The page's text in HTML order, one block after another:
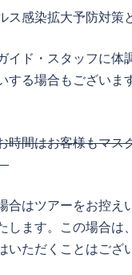
感染拡大予防対策
イド・スタッフに体
する場合もございま
時間はお客様もマス
合はツアーをお控え
します。この場合は
いただくことはござ